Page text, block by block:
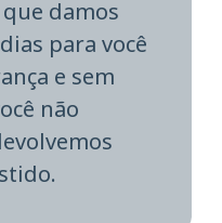
damos
para você
e sem
não